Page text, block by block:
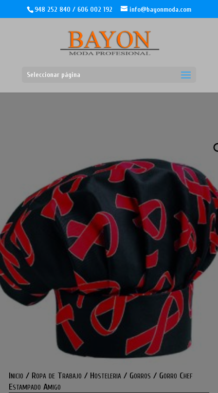
948 252 840 / 606 002 192 info@bayonmoda.com
Seleccionar página
Inicio / Ropa de Trabajo / Hosteleria/ Gorros / Gorro Chef
Estampado Amigo